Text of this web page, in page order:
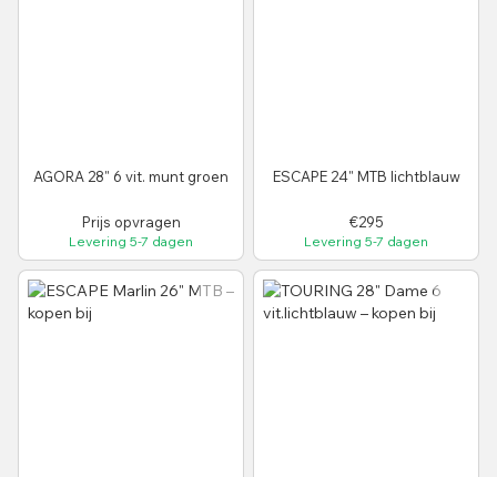
AGORA 28" 6 vit. munt groen
Prijs opvragen
Levering 5-7 dagen
ESCAPE 24" MTB lichtblauw
€295
Levering 5-7 dagen